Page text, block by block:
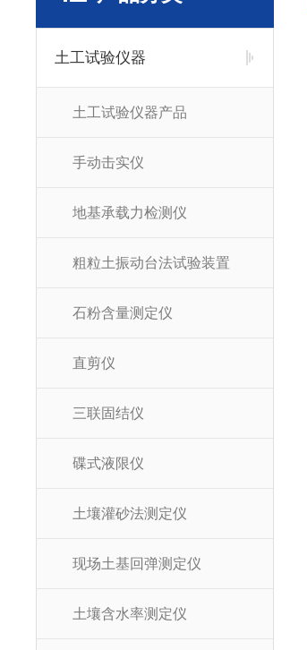
土工试验仪器
土工试验仪器产品
手动击实仪
地基承载力检测仪
粗粒土振动台法试验装置
石粉含量测定仪
直剪仪
三联固结仪
碟式液限仪
土壤灌砂法测定仪
现场土基回弹测定仪
土壤含水率测定仪